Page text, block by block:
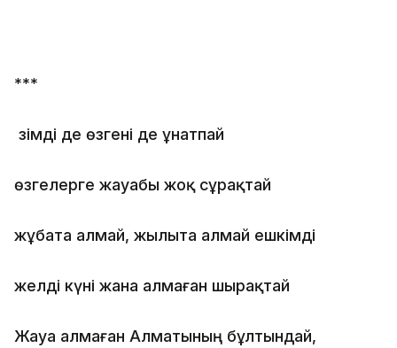
***
Өзімді де өзгені де ұнатпай
өзгелерге жауабы жоқ сұрақтай
жұбата алмай, жылыта алмай ешкімді
желді күні жана алмаған шырақтай
Жауа алмаған Алматының бұлтындай,